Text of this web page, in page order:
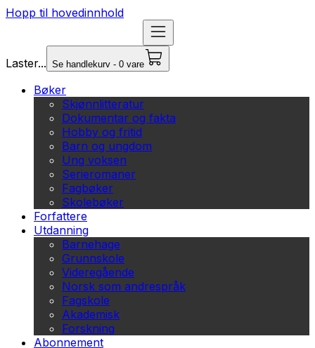
Hopp til hovedinnhold
Laster... Se handlekurv - 0 vare
Bøker
Skjønnlitteratur
Dokumentar og fakta
Hobby og fritid
Barn og ungdom
Ung voksen
Serieromaner
Fagbøker
Skolebøker
Forfattere
Utdanning
Barnehage
Grunnskole
Videregående
Norsk som andrespråk
Fagskole
Akademisk
Forskning
Abonnement